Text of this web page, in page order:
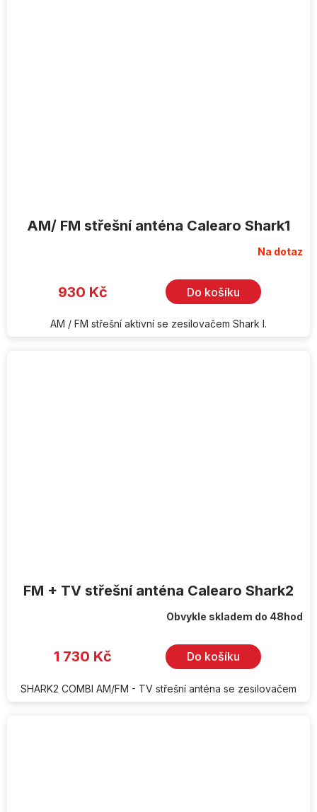
AM/ FM střešní anténa Calearo Shark1
Na dotaz
930 Kč Do košíku
AM / FM střešní aktivní se zesilovačem Shark I.
FM + TV střešní anténa Calearo Shark2
Obvykle skladem do 48hod
1 730 Kč Do košíku
SHARK2 COMBI AM/FM - TV střešní anténa se zesilovačem